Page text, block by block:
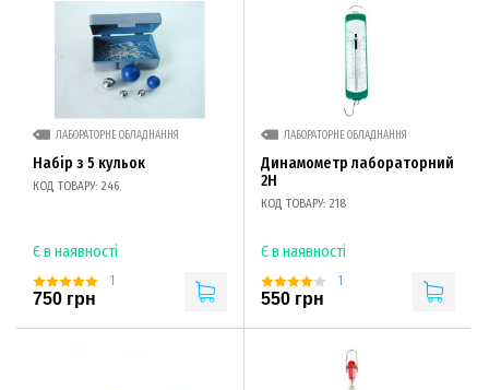
ЛАБОРАТОРНЕ ОБЛАДНАННЯ
Набір з 5 кульок
КОД ТОВАРУ: 246
Є в наявності
1
750 грн
ЛАБОРАТОРНЕ ОБЛАДНАННЯ
Динамометр лабораторний
2Н
КОД ТОВАРУ: 218
Є в наявності
1
550 грн